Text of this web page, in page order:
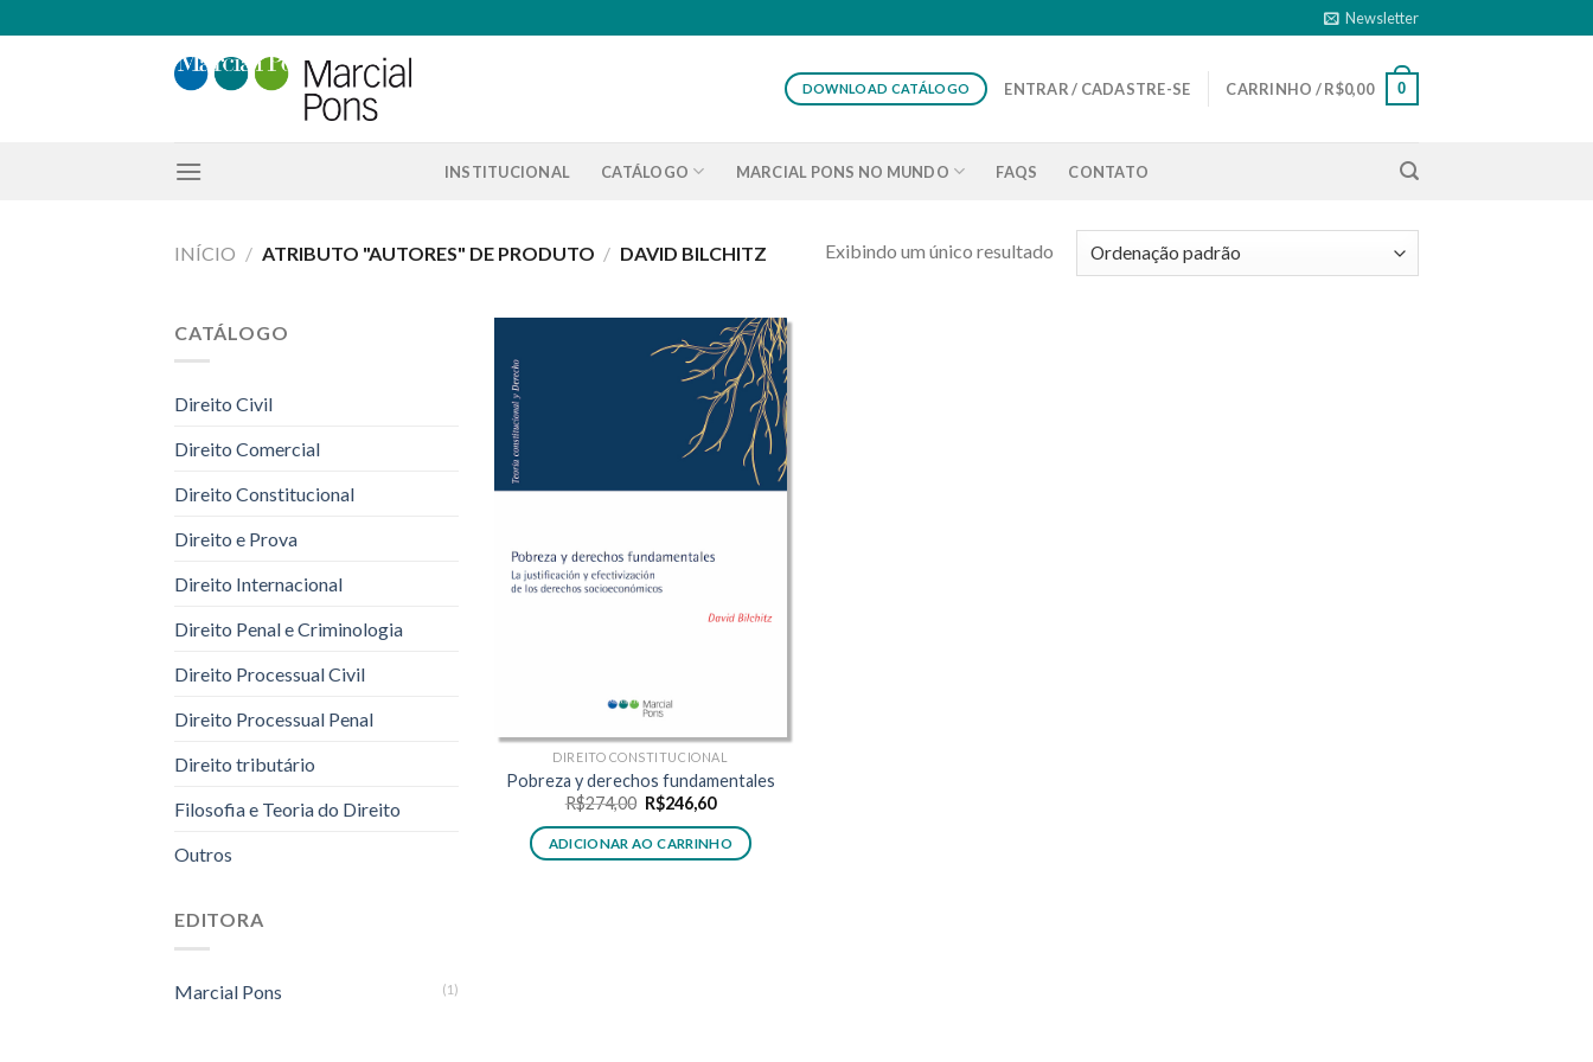
to
Newsletter
DOWNLOAD CATÁLOGO ENTRAR / CADASTRE-SE CARRINHO /R$0,00 0
INSTITUCIONAL CATÁLOGO MARCIAL PONS NO MUNDO FAQS CONTATO
INÍCIO / ATRIBUTO "AUTORES" DE PRODUTO / DAVID BILCHITZ Exibindo um único resultado
CATÁLOGO
Direito Civil
Direito Comercial
Direito Constitucional
Direito e Prova
Direito Internacional
Direito Penal e Criminologia
Direito Processual Civil
Direito Processual Penal
Direito tributário
Filosofia e Teoria do Direito
Outros
EDITORA
Marcial Pons (1)
DIREITO CONSTITUCIONAL
Pobreza y derechos fundamentales
R$274,00 O
preço
original
era:
R$246,60O
atual
é:
ADICIONAR AO CARRINHO